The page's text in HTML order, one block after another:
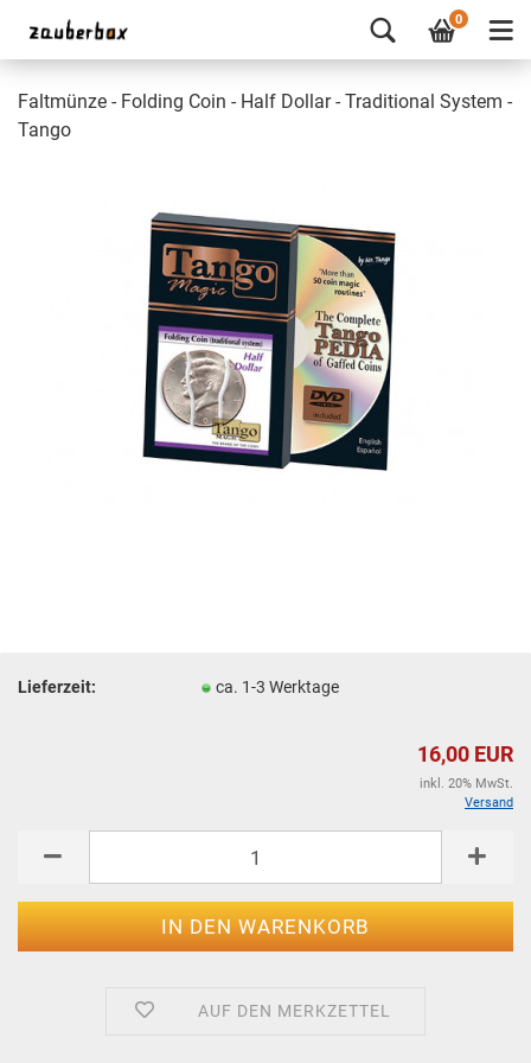
0
Faltmünze - Folding Coin - Half Dollar - Traditional System -
Tango
Lieferzeit: ca. 1-3 Werktage
16,00 EUR
inkl. 20% MwSt.
Versand
AUF DEN MERKZETTEL